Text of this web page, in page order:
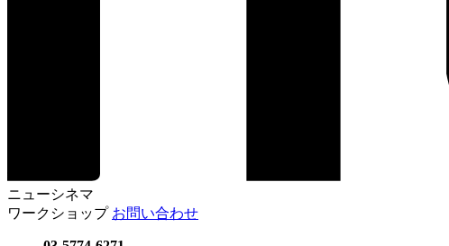
ニューシネマ
ワークショップ お問い合わせ